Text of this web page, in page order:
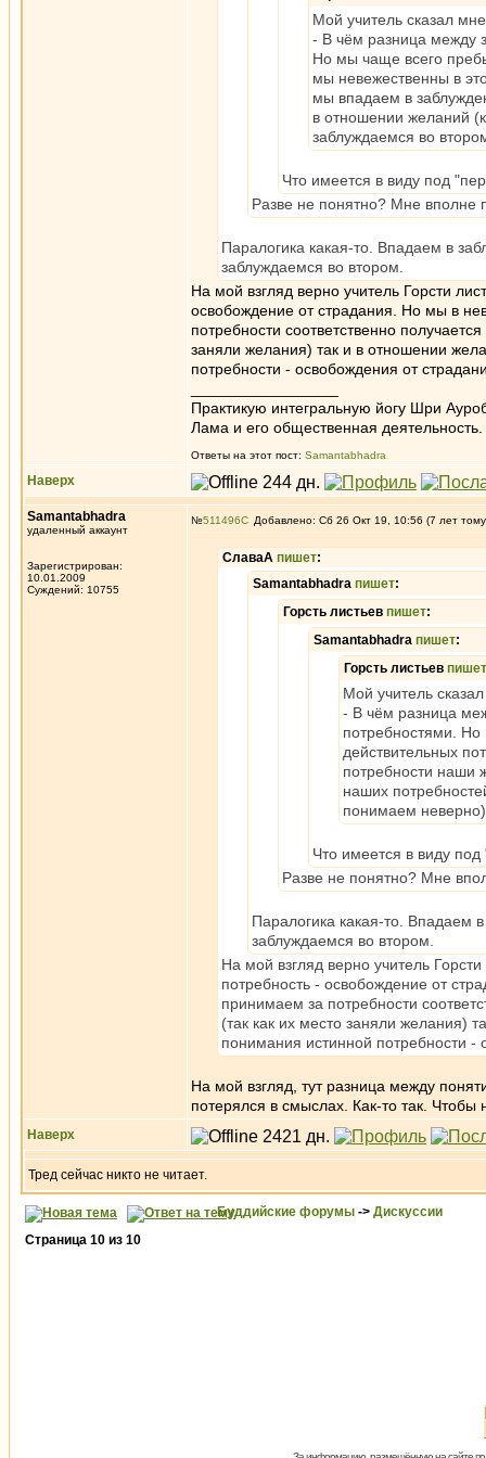
Мой учитель сказал
- В чём разница между
Но мы чаще всего
мы невежественны в
мы впадаем в
в отношении желаний
заблуждаемся во
Что имеется в виду под
Разве не понятно? Мне вполне
Паралогика какая-то. Впадаем в
заблуждаемся во втором.
На мой взгляд верно учитель Горсти
освобождение от страдания. Но мы в
потребности соответственно
заняли желания) так и в отношении
потребности - освобождения от
Практикую интегральную йогу Шри
Лама и его общественная деятельность.
Ответы на этот пост: Samantabhadra
Наверх
Samantabhadra
удаленный аккаунт
Зарегистрирован:
10.01.2009
Суждений: 10755
№511496 Добавлено: Сб 26 Окт 19, 10:56 (7 лет
СлаваА пишет:
Samantabhadra пишет:
Горсть листьев пишет:
Samantabhadra пишет:
Горсть листьев пишет
Мой учитель
- В чём разница
потребностями.
действительных
потребности наши
наших
понимаем
Что имеется в виду
Разве не понятно? Мне
Паралогика какая-то. Впадаем
заблуждаемся во втором.
На мой взгляд верно учитель
потребность - освобождение от
принимаем за потребности
(так как их место заняли желания)
понимания истинной потребности -
На мой взгляд, тут разница между
потерялся в смыслах. Как-то так.
Наверх
Тред сейчас никто не читает.
Буддийские форумы -> Дискуссии
Страница 10 из 10